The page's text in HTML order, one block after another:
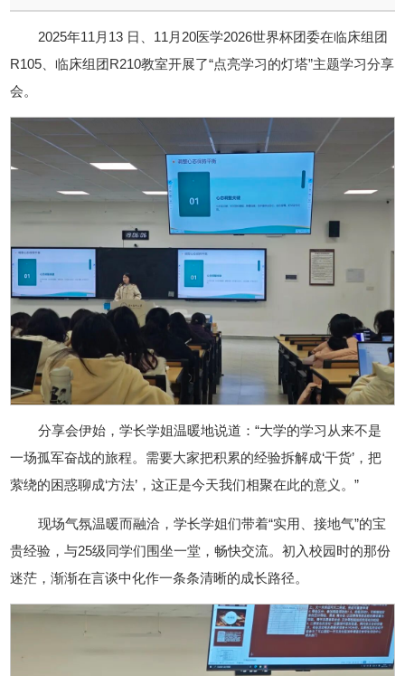
2025年11月13 日、11月20医学2026世界杯团委在临床组团
R105、临床组团R210教室开展了“点亮学习的灯塔”主题学习分享
会。
分享会伊始，学长学姐温暖地说道：“大学的学习从来不是
一场孤军奋战的旅程。需要大家把积累的经验拆解成‘干货’，把
萦绕的困惑聊成‘方法’，这正是今天我们相聚在此的意义。”
现场气氛温暖而融洽，学长学姐们带着“实用、接地气”的宝
贵经验，与25级同学们围坐一堂，畅快交流。初入校园时的那份
迷茫，渐渐在言谈中化作一条条清晰的成长路径。